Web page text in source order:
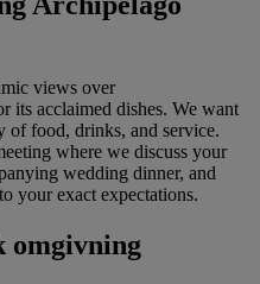
views over
its acclaimed dishes. We want
of food, drinks, and service.
where we discuss your
wedding dinner, and
your exact expectations.
omgivning